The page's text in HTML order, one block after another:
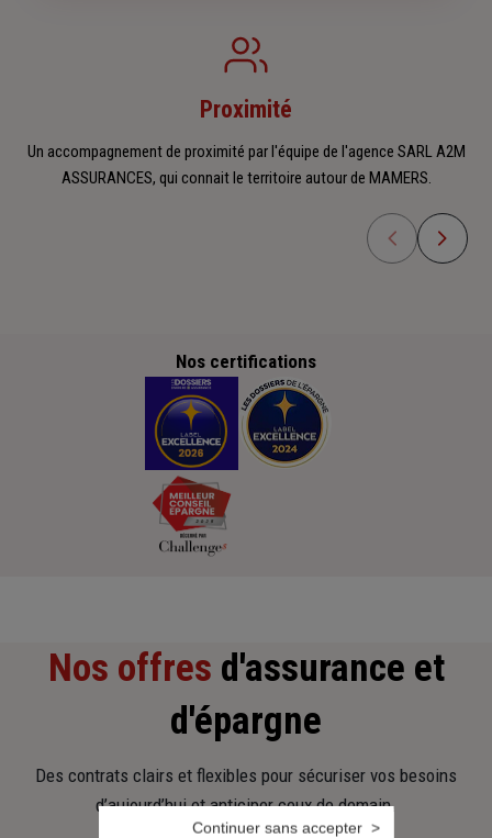
Proximité
Un accompagnement de proximité par l'équipe de l'agence SARL A2M
ASSURANCES, qui connait le territoire autour de MAMERS.
Nos certifications
Nos offres d'assurance et
d'épargne
Des contrats clairs et flexibles pour sécuriser vos besoins
d’aujourd’hui et anticiper ceux de demain.
Continuer sans accepter